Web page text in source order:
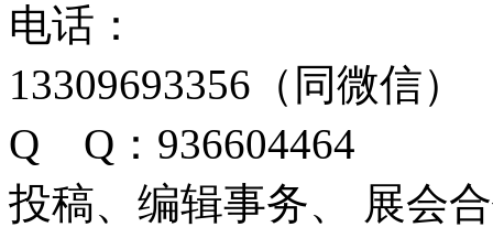
电话：
13309693356（同微信）
Q Q：936604464
投稿、编辑事务、 展会